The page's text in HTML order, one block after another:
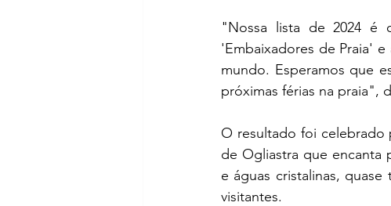
"Nossa lista de 2024 é
'Embaixadores de Praia'
mundo. Esperamos que
próximas férias na praia",
O resultado foi celebrado
de Ogliastra que encanta
e águas cristalinas,
visitantes.